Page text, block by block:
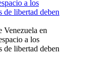
Venezuela en
a los
de libertad deben